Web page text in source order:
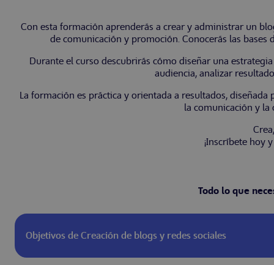
Con esta formación aprenderás a crear y administrar un
de comunicación y promoción. Conocerás las
Durante el curso descubrirás cómo diseñar una
audiencia, analizar
La formación es práctica y orientada a resultados,
la comunicación y la
¡Inscríbete hoy
Todo lo que
Objetivos de Creación de blogs y redes sociales